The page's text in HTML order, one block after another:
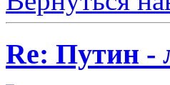
Re: Путин -